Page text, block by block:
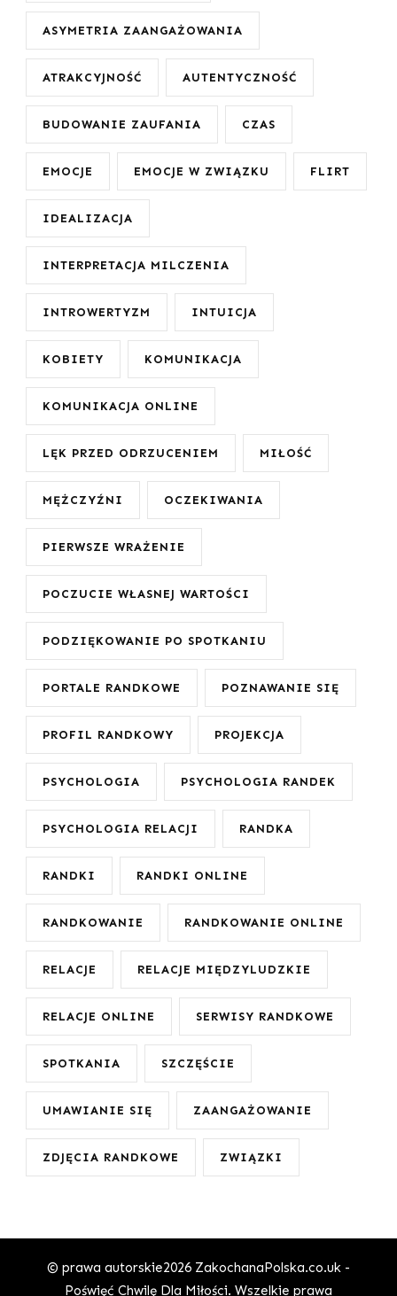
ASYMETRIA ZAANGAŻOWANIA
ATRAKCYJNOŚĆ AUTENTYCZNOŚĆ
BUDOWANIE ZAUFANIA CZAS
EMOCJE EMOCJE W ZWIĄZKU FLIRT
IDEALIZACJA
INTERPRETACJA MILCZENIA
INTROWERTYZM INTUICJA
KOBIETY KOMUNIKACJA
KOMUNIKACJA ONLINE
LĘK PRZED ODRZUCENIEM MIŁOŚĆ
MĘŻCZYŹNI OCZEKIWANIA
PIERWSZE WRAŻENIE
POCZUCIE WŁASNEJ WARTOŚCI
PODZIĘKOWANIE PO SPOTKANIU
PORTALE RANDKOWE POZNAWANIE SIĘ
PROFIL RANDKOWY PROJEKCJA
PSYCHOLOGIA PSYCHOLOGIA RANDEK
PSYCHOLOGIA RELACJI RANDKA
RANDKI RANDKI ONLINE
RANDKOWANIE RANDKOWANIE ONLINE
RELACJE RELACJE MIĘDZYLUDZKIE
RELACJE ONLINE SERWISY RANDKOWE
SPOTKANIA SZCZĘŚCIE
UMAWIANIE SIĘ ZAANGAŻOWANIE
ZDJĘCIA RANDKOWE ZWIĄZKI
© prawa autorskie2026 ZakochanaPolska.co.uk -
Poświęć Chwilę Dla Miłości. Wszelkie prawa